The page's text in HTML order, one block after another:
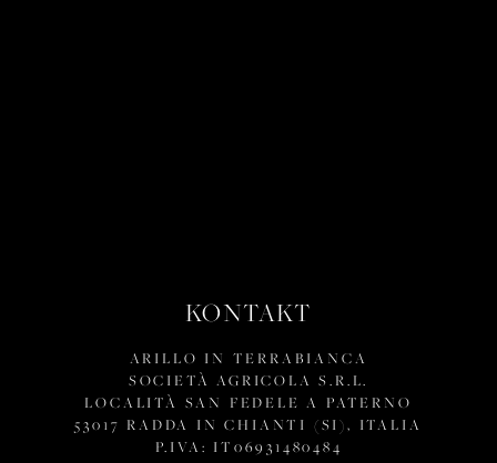
KONTAKT
ARILLO IN TERRABIANCA
SOCIETÀ AGRICOLA S.R.L.
LOCALITÀ SAN FEDELE A PATERNO
53017 RADDA IN CHIANTI (SI), ITALIA
P.IVA: IT06931480484